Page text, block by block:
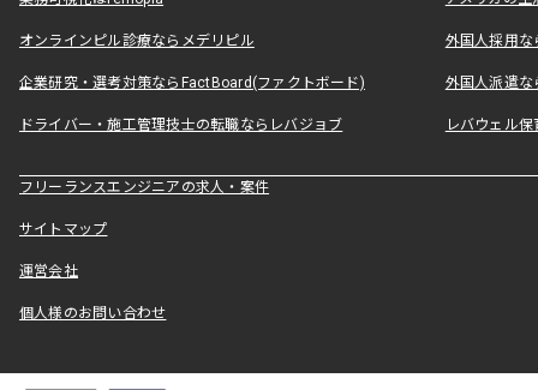
オンラインピル診療ならメデリピル 外国人採用
企業研究・選考対策ならFactBoard(ファクトボード) 外国人派遣な
ドライバー・施工管理技士の転職ならレバジョブ レバウェル
フリーランスエンジニアの求人・案件
サイトマップ
運営会社
個人様のお問い合わせ